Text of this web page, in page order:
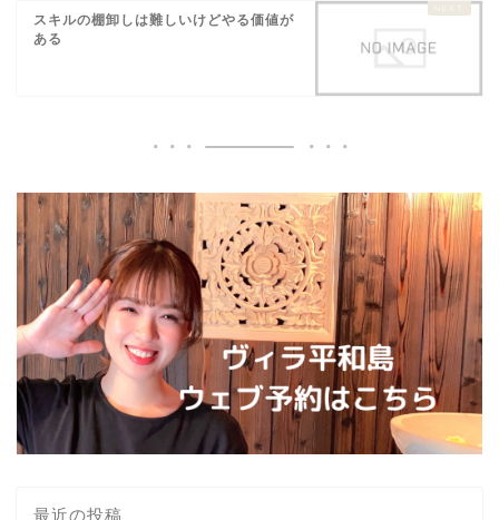
スキルの棚卸しは難しいけどやる価値が
ある
最近の投稿